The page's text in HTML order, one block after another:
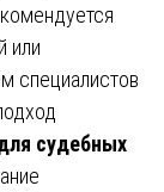
или
специалистов
судебных